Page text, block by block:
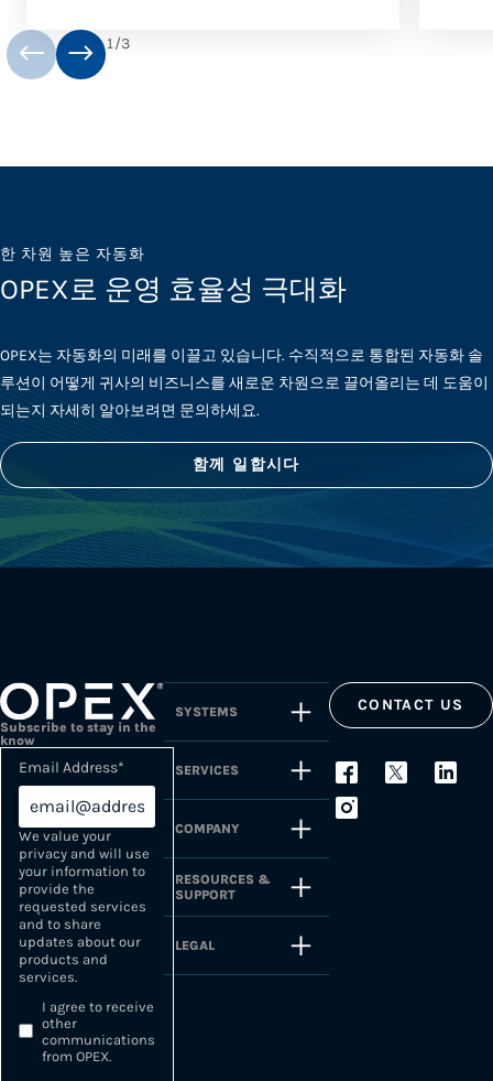
1/3
한 차원 높은 자동화
OPEX로 운영 효율성 극대화
OPEX는 자동화의 미래를 이끌고 있습니다. 수직적으로 통합된 자동화 솔
루션이 어떻게 귀사의 비즈니스를 새로운 차원으로 끌어올리는 데 도움이
되는지 자세히 알아보려면 문의하세요.
함께 일합시다
Subscribe to stay in the
know
Email Address*
We value your
privacy and will use
your information to
provide the
requested services
and to share
updates about our
products and
services.
I agree to receive
other
communications
from OPEX.
SYSTEMS
SERVICES
COMPANY
RESOURCES &
SUPPORT
LEGAL
CONTACT US